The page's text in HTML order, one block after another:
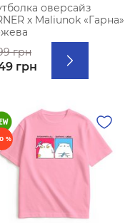
оверсайз
х Maliunok «Гарна»
грн
грн
%